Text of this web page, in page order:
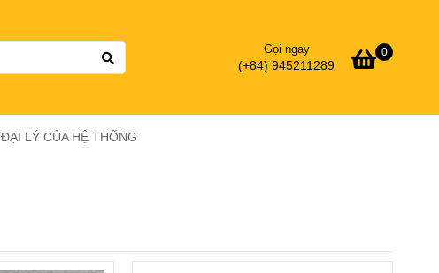
Gọi ngay
(+84) 945211289
0
ĐẠI LÝ CỦA HỆ THỐNG